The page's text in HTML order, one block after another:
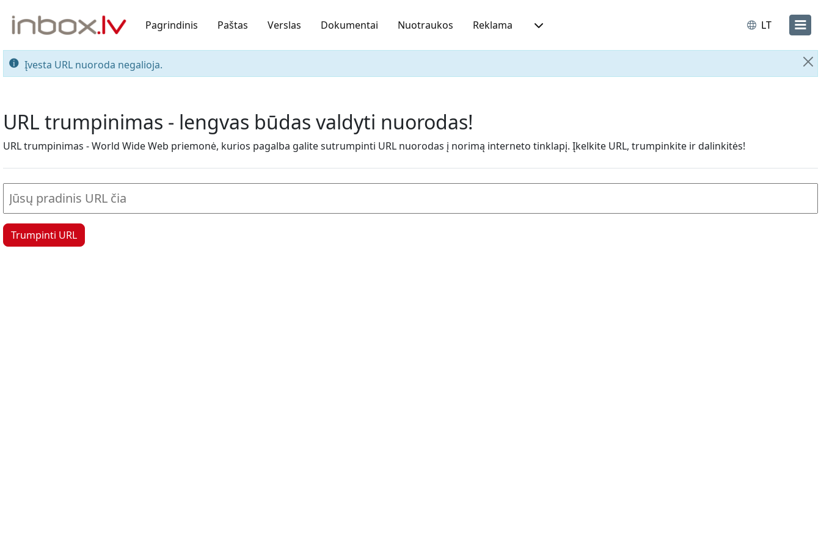
Pagrindinis Paštas Verslas Dokumentai Nuotraukos Reklama LT
Įvesta URL nuoroda negalioja.
URL trumpinimas - lengvas būdas valdyti nuorodas!
URL trumpinimas - World Wide Web priemonė, kurios pagalba galite sutrumpinti URL nuorodas į norimą interneto tinklapį. Įkelkite URL, trumpinkite ir dalinkitės!
Trumpinti URL